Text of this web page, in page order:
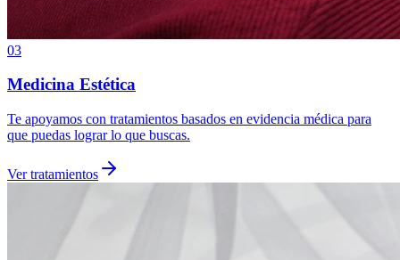
03
Medicina Estética
Te apoyamos con tratamientos basados en evidencia médica para
que puedas lograr lo que buscas.
Ver tratamientos